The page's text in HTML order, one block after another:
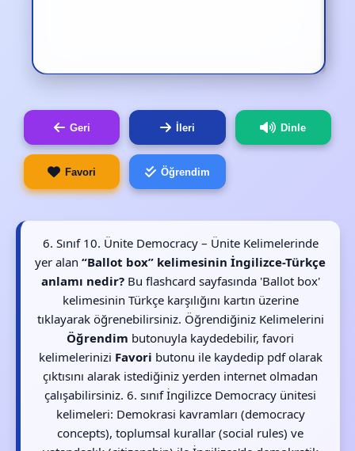
Geri İleri Dinle
Favori Öğrendim
6. Sınıf 10. Ünite Democracy – Ünite Kelimelerinde
yer alan“Ballot box” kelimesinin İngilizce-Türkçe
anlamı nedir?Bu flashcard sayfasında 'Ballot box'
kelimesinin Türkçe karşılığını kartın üzerine
tıklayarak öğrenebilirsiniz. Öğrendiğiniz Kelimelerini
Öğrendim butonuyla kaydedebilir, favori
kelimelerinizi Favori butonu ile kaydedip pdf olarak
çıktısını alarak istediğiniz yerden internet olmadan
çalışabilirsiniz. 6. sınıf İngilizce Democracy ünitesi
kelimeleri: Demokrasi kavramları (democracy
concepts), toplumsal kurallar (social rules) ve